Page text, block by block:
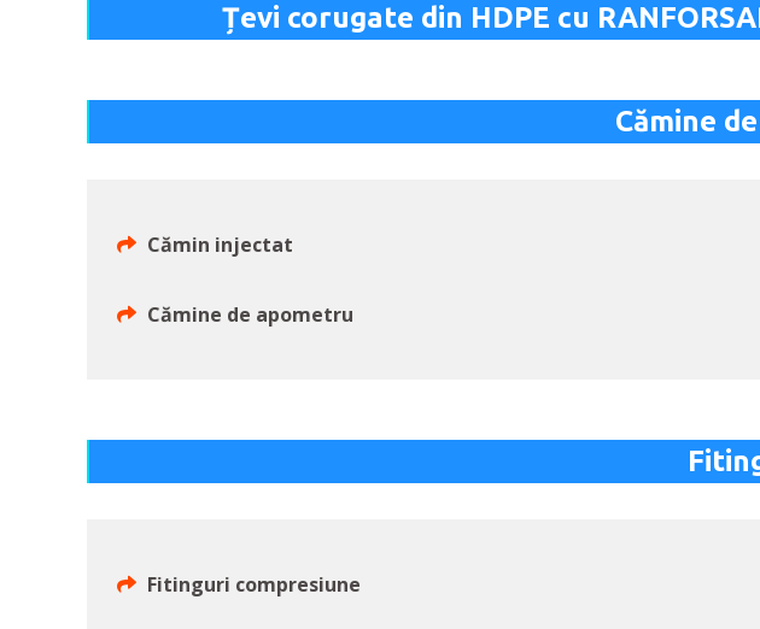
Țevi corugate din HDPE cu
Cămine
Cămin injectat
Cămine de apometru
Fitinguri compresiune